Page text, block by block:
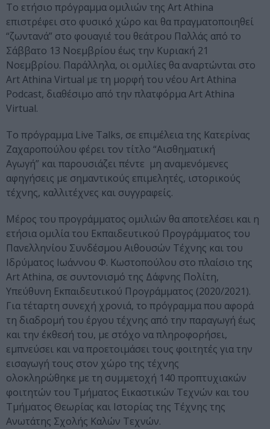
Το ετήσιο πρόγραμμα ομιλιών της Art Athina
επιστρέφει στο φυσικό χώρο και θα πραγματοποιηθεί
“ζωντανά” στο φουαγιέ του θεάτρου Παλλάς από το
Σάββατο 13 Νοεμβρίου έως την Κυριακή 21
Νοεμβρίου. Παράλληλα, οι ομιλίες θα αναρτώνται στο
Art Athina Virtual με τη μορφή του νέου Αrt Athina
Podcast, διαθέσιμο από την πλατφόρμα Art Athina
Virtual.
Το πρόγραμμα Live Talks, σε επιμέλεια της Κατερίνας
Ζαχαροπούλου φέρει τον τίτλο “Αισθηματική
Αγωγή” και παρουσιάζει πέντε μη αναμενόμενες
αφηγήσεις με σημαντικούς επιμελητές, ιστορικούς
τέχνης, καλλιτέχνες και συγγραφείς.
Μέρος του προγράμματος ομιλιών θα αποτελέσει και η
ετήσια ομιλία του Εκπαιδευτικού Προγράμματος του
Πανελληνίου Συνδέσμου Αιθουσών Τέχνης και του
Ιδρύματος Ιωάννου Φ. Κωστοπούλου στο πλαίσιο της
Art Athina, σε συντονισμό της Δάφνης Πολίτη,
Υπεύθυνη Εκπαιδευτικού Προγράμματος (2020/2021).
Για τέταρτη συνεχή χρονιά, το πρόγραμμα που αφορά
τη διαδρομή του έργου τέχνης από την παραγωγή έως
και την έκθεσή του, με στόχο να πληροφορήσει,
εμπνεύσει και να προετοιμάσει τους φοιτητές για την
εισαγωγή τους στον χώρο της τέχνης
ολοκληρώθηκε με τη συμμετοχή 140 προπτυχιακών
φοιτητών του Tμήματος Εικαστικών Τεχνών και του
Tμήματος Θεωρίας και Ιστορίας της Τέχνης της
Ανωτάτης Σχολής Καλών Τεχνών.